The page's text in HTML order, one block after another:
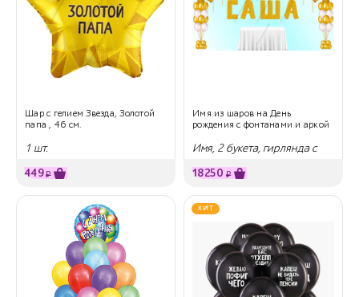
Шар с гелием Звезда, Золотой
папа , 46 см.
1 шт.
449₽
Имя из шаров на День
рождения с фонтанами и аркой
Имя, 2 букета, гирлянда с
18250 ₽
ХИТ